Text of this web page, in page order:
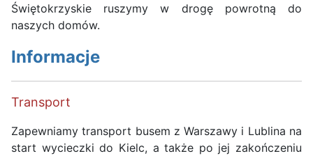
Świętokrzyskie ruszymy w drogę powrotną do
naszych domów.
Informacje
Transport
Zapewniamy transport busem z Warszawy i Lublina na
start wycieczki do Kielc, a także po jej zakończeniu